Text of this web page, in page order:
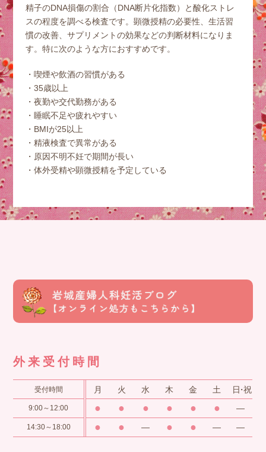
精子のDNA損傷の割合（DNA断片化指数）と酸化ストレ
スの程度を調べる検査です。顕微授精の必要性、生活習
慣の改善、サプリメントの効果などの判断材料になりま
す。特に次のような方におすすめです。
喫煙や飲酒の習慣がある
35歳以上
夜勤や交代勤務がある
睡眠不足や疲れやすい
BMIが25以上
精液検査で異常がある
原因不明不妊で期間が長い
体外受精や顕微授精を予定している
外来受付時間
受付時間 月 火 水 木 金 土 日・祝
9:00～12:00 ● ● ● ● ● ● ―
14:30～18:00 ● ● ― ● ● ― ―